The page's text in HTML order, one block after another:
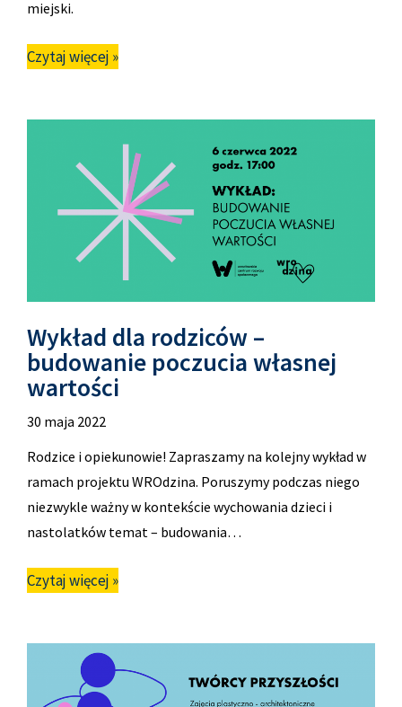
miejski.
Czytaj więcej »
Wykład dla rodziców –
budowanie poczucia własnej
wartości
30 maja 2022
Rodzice i opiekunowie! Zapraszamy na kolejny wykład w
ramach projektu WROdzina. Poruszymy podczas niego
niezwykle ważny w kontekście wychowania dzieci i
nastolatków temat – budowania…
Czytaj więcej »